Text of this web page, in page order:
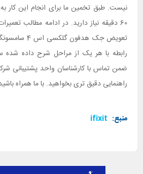
60 دقیقه نیاز دارید. در ادامه مطالب
تعویض جک
رابطه با هر یک از مراحل شرح داده شده
ضمن تماس با کارشناسان واحد پشتیبانی
راهنمایی دقیق تری بخواهید. با ما همراه
منبع: ifixit